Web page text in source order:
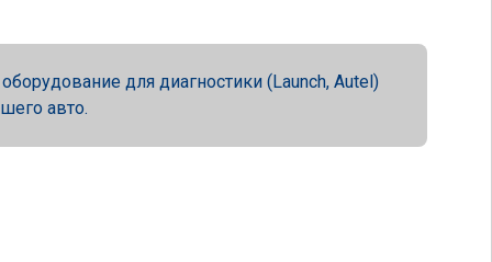
для диагностики (Launch, Autel)
авто.